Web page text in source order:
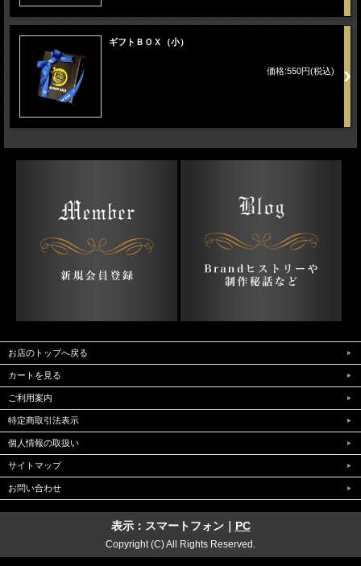
ギフトＢＯＸ（小）
価格:550円(税込)
お店のトップへ戻る
カートを見る
ご利用案内
特定商取引法表示
個人情報の取扱い
サイトマップ
お問い合わせ
表示：スマートフォン｜ PC
Copyright (C) All Rights Reserved.